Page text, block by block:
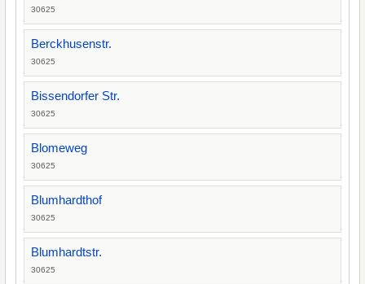
30625
Berckhusenstr.
30625
Bissendorfer Str.
30625
Blomeweg
30625
Blumhardthof
30625
Blumhardtstr.
30625